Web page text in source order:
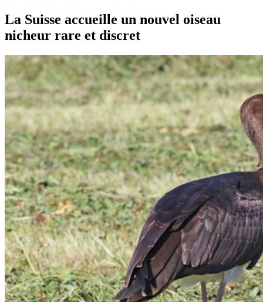
La Suisse accueille un nouvel oiseau
nicheur rare et discret